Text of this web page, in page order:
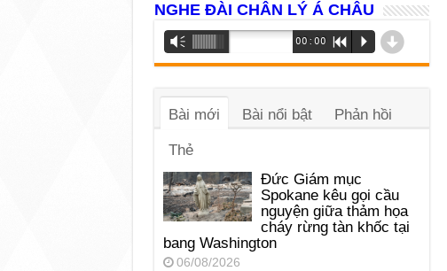
NGHE ĐÀI CHÂN LÝ Á CHÂU
Trình
phát
âm
Vm 00:00 R P d
Bài mới Bài nổi bật Phản hồi
Thẻ
Đức Giám mục
Spokane kêu gọi cầu
nguyện giữa thảm họa
cháy rừng tàn khốc tại
bang Washington
06/08/2026